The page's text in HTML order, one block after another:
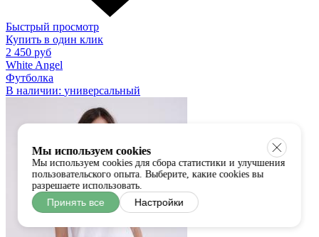
Быстрый просмотр
Купить в один клик
2 450 руб
White Angel
Футболка
В наличии: универсальный
Мы используем cookies
Мы используем cookies для сбора статистики и улучшения
пользовательского опыта. Выберите, какие cookies вы
разрешаете использовать.
Принять все Настройки